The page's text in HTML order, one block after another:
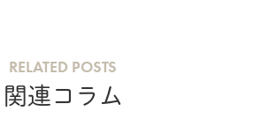
RELATED POSTS
関連コラム